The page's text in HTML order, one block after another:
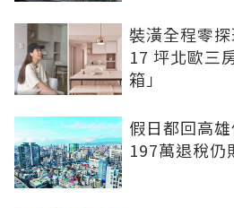
裝潢全程零
17 坪北歐三
箱」
假日都回高
197萬退稅仍